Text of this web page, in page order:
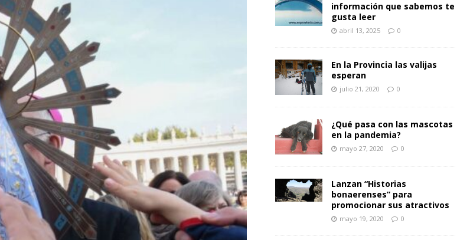
información que sabemos te
gusta leer
abril 13, 2025 0
En la Provincia las valijas
esperan
julio 21, 2020 0
¿Qué pasa con las mascotas
en la pandemia?
mayo 27, 2020 0
Lanzan “Historias
bonaerenses” para
promocionar sus atractivos
mayo 19, 2020 0